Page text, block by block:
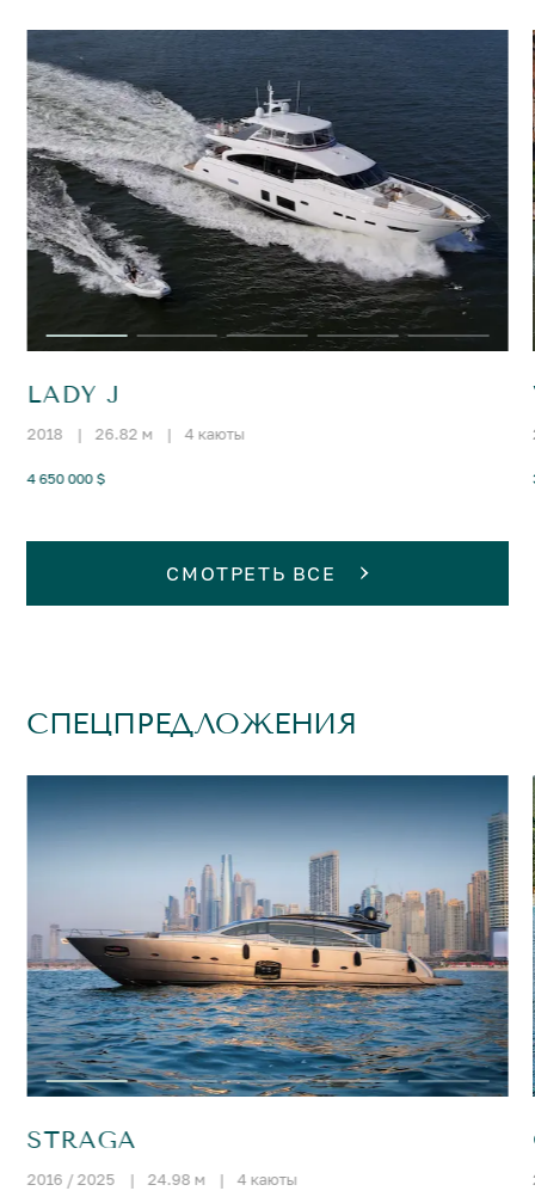
LADY J
2018 | 26.82 м | 4 каюты
4 650 000 $
СМОТРЕТЬ ВСЕ
СПЕЦПРЕДЛОЖЕНИЯ
STRAGA
2016 / 2025 | 24.98 м | 4 каюты